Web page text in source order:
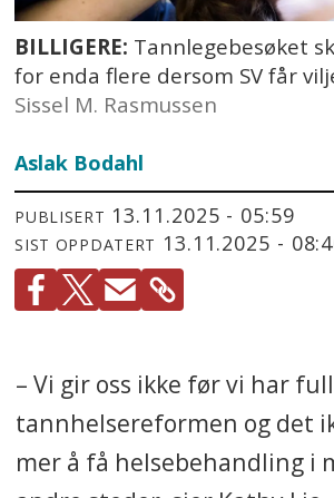
BILLIGERE: Tannlegebesøket
for enda flere dersom SV får
Sissel M. Rasmussen
Aslak Bodahl
PUBLISERT 13.11.2025 - 05:59
SIST OPPDATERT 13.11.2025 -
– Vi gir oss ikke før vi har
tannhelsereformen og det
mer å få helsebehandling i